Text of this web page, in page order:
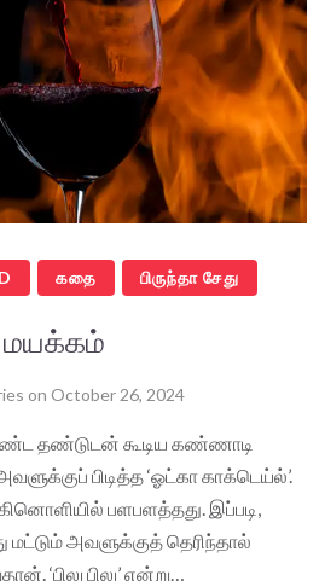
கதை பிருந்தா சேது
மயக்கம்
on October 26, 2024
தண்டுடன் கூடிய கண்ணாடி
பிடித்த ‘ஓட்கா காக்டெய்ல்’.
பளபளத்தது. இப்படி,
மட்டும் அவளுக்குத் தெரிந்தால்
‘பிலு பிலு’ என்று…